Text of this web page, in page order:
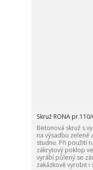
Skruž RONA
Betonová skruž s
na výsadbu zeleně
studnu. Při použití
zákrytový poklop
vyrábí půlený se
zakázkově vyrobit i